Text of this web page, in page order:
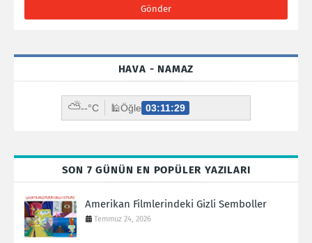
HAVA - NAMAZ
⛅--°C 🕌Öğle 03:11:28
SON 7 GÜNÜN EN POPÜLER YAZILARI
Amerikan Filmlerindeki Gizli Semboller
Temmuz 24, 2026